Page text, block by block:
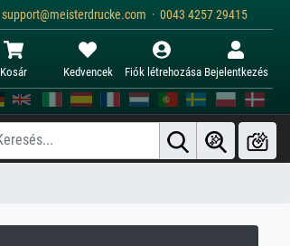
support@meisterdrucke.com · 0043 4257 29415
Kosár Kedvencek Fiók létrehozása Bejelentkezés